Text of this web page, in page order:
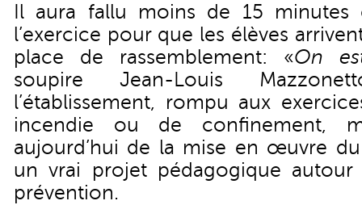
Il aura fallu moins de 15
l’exercice pour que les élèves
place de rassemblement: «On
soupire Jean-Louis
l’établissement, rompu aux
incendie ou de confinement,
aujourd’hui de la mise en œuvre
un vrai projet pédagogique
prévention.